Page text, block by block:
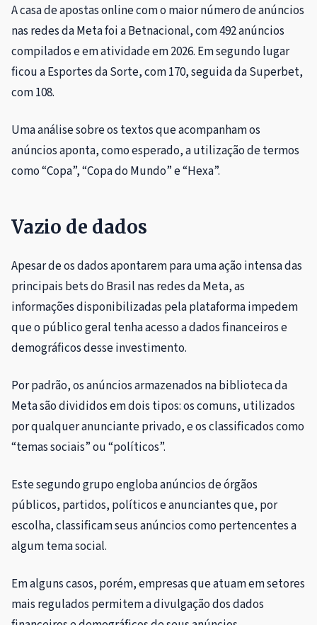
A casa de apostas online com o maior número de anúncios
nas redes da Meta foi a Betnacional, com 492 anúncios
compilados e em atividade em 2026. Em segundo lugar
ficou a Esportes da Sorte, com 170, seguida da Superbet,
com 108.
Uma análise sobre os textos que acompanham os
anúncios aponta, como esperado, a utilização de termos
como “Copa”, “Copa do Mundo” e “Hexa”.
Vazio de dados
Apesar de os dados apontarem para uma ação intensa das
principais bets do Brasil nas redes da Meta, as
informações disponibilizadas pela plataforma impedem
que o público geral tenha acesso a dados financeiros e
demográficos desse investimento.
Por padrão, os anúncios armazenados na biblioteca da
Meta são divididos em dois tipos: os comuns, utilizados
por qualquer anunciante privado, e os classificados como
“temas sociais” ou “políticos”.
Este segundo grupo engloba anúncios de órgãos
públicos, partidos, políticos e anunciantes que, por
escolha, classificam seus anúncios como pertencentes a
algum tema social.
Em alguns casos, porém, empresas que atuam em setores
mais regulados permitem a divulgação dos dados